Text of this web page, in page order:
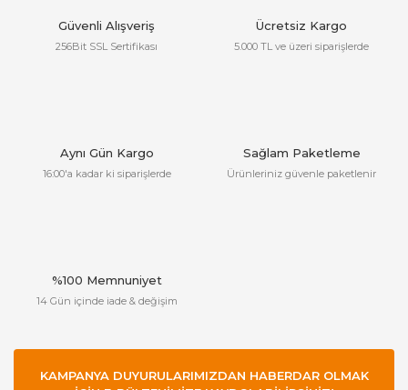
Güvenli Alışveriş
256Bit SSL Sertifikası
Ücretsiz Kargo
5.000 TL ve üzeri siparişlerde
Aynı Gün Kargo
16:00'a kadar ki siparişlerde
Sağlam Paketleme
Ürünleriniz güvenle paketlenir
%100 Memnuniyet
14 Gün içinde iade & değişim
KAMPANYA DUYURULARIMIZDAN HABERDAR OLMAK